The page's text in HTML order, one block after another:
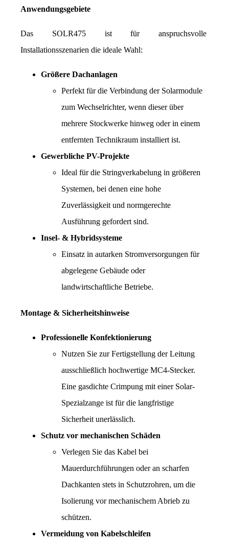
Anwendungsgebiete
Das SOLR475 ist für anspruchsvolle
Installationsszenarien die ideale Wahl:
Größere Dachanlagen
Perfekt für die Verbindung der Solarmodule
zum Wechselrichter, wenn dieser über
mehrere Stockwerke hinweg oder in einem
entfernten Technikraum installiert ist.
Gewerbliche PV-Projekte
Ideal für die Stringverkabelung in größeren
Systemen, bei denen eine hohe
Zuverlässigkeit und normgerechte
Ausführung gefordert sind.
Insel- & Hybridsysteme
Einsatz in autarken Stromversorgungen für
abgelegene Gebäude oder
landwirtschaftliche Betriebe.
Montage & Sicherheitshinweise
Professionelle Konfektionierung
Nutzen Sie zur Fertigstellung der Leitung
ausschließlich hochwertige MC4-Stecker.
Eine gasdichte Crimpung mit einer Solar-
Spezialzange ist für die langfristige
Sicherheit unerlässlich.
Schutz vor mechanischen Schäden
Verlegen Sie das Kabel bei
Mauerdurchführungen oder an scharfen
Dachkanten stets in Schutzrohren, um die
Isolierung vor mechanischem Abrieb zu
schützen.
Vermeidung von Kabelschleifen